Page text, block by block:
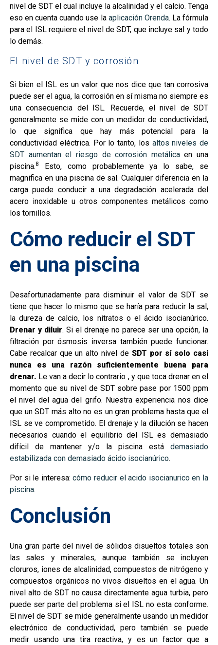
nivel de SDT el cual incluye la alcalinidad y el calcio. Tenga
eso en cuenta cuando use la aplicación Orenda. La fórmula
para el ISL requiere el nivel de SDT, que incluye sal y todo
lo demás.
El nivel de SDT y corrosión
Si bien el ISL es un valor que nos dice que tan corrosiva
puede ser el agua, la corrosión en sí misma no siempre es
una consecuencia del ISL. Recuerde, el nivel de SDT
generalmente se mide con un medidor de conductividad,
lo que significa que hay más potencial para la
conductividad eléctrica. Por lo tanto, los altos niveles de
SDT aumentan el riesgo de corrosión metálicaen una
piscina.8
Esto, como probablemente ya lo sabe, se
magnifica en una piscina de sal. Cualquier diferencia en la
carga puede conducir a una degradación acelerada del
acero inoxidable u otros componentes metálicos como
los tornillos.
Cómo reducir el SDT
en una piscina
Desafortunadamente para disminuir el valor de SDT se
tiene que hacer lo mismo que se haría para reducir la sal,
la dureza de calcio, los nitratos o el ácido isocianúrico.
Drenar y diluir. Si el drenaje no parece ser una opción, la
filtración por ósmosis inversa también puede funcionar.
Cabe recalcar que un alto nivel de SDT por sí solo casi
nunca es una razón suficientemente buena para
drenar. Le van a decir lo contrario , y que toca drenar en el
momento que su nivel de SDT sobre pase por 1500 ppm
el nivel del agua del grifo. Nuestra experiencia nos dice
que un SDT más alto no es un gran problema hasta que el
ISL se ve comprometido. El drenaje y la dilución se hacen
necesarios cuando el equilibrio del ISL es demasiado
difícil de mantener y/o la piscina está demasiado
estabilizada con demasiado ácido isocianúrico.
Por si le interesa:cómo reducir el acido isocianurico en la
piscina.
Conclusión
Una gran parte del nivel de sólidos disueltos totales son
las sales y minerales, aunque también se incluyen
cloruros, iones de alcalinidad, compuestos de nitrógeno y
compuestos orgánicos no vivos disueltos en el agua. Un
nivel alto de SDT no causa directamente agua turbia, pero
puede ser parte del problema si el ISL no esta conforme.
El nivel de SDT se mide generalmente usando un medidor
electrónico de conductividad, pero también se puede
medir usando una tira reactiva, y es un factor que a